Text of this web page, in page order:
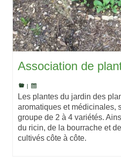
Association de
Les plantes du jardin des
aromatiques et médicinales,
groupe de 2 à 4 variétés.
du ricin, de la bourrache et
cultivés côte à côte.